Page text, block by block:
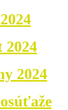
2024
2024